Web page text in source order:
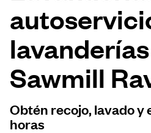
Quiénes somos
Sawmill
Obtén recojo, lavado y
horas